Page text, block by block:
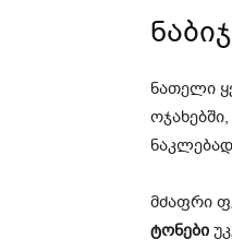
ნათელი
მძაფრი
ტონები